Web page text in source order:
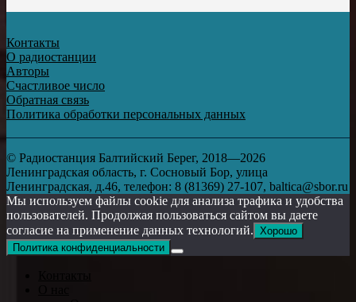
Контакты
О радиостанции
Авторы
Счастливое число
Обратная связь
Политика обработки персональных данных
© Радиостанция Балтийский Берег, 2018—2026
Ленинградская область, г. Сосновый Бор, улица
Ленинградская, д.46, телефон: 8 (81369) 27-107, baltica@sbor.ru
Мы используем файлы cookie для анализа трафика и удобства
пользователей. Продолжая пользоваться сайтом вы даете
согласие на применение данных технологий. Хорошо
Политика конфиденциальности